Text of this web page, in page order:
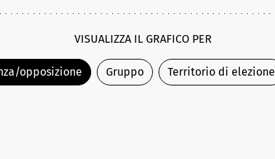
VISUALIZZA IL GRAFICO PER
opposizione Gruppo Territorio di elezione